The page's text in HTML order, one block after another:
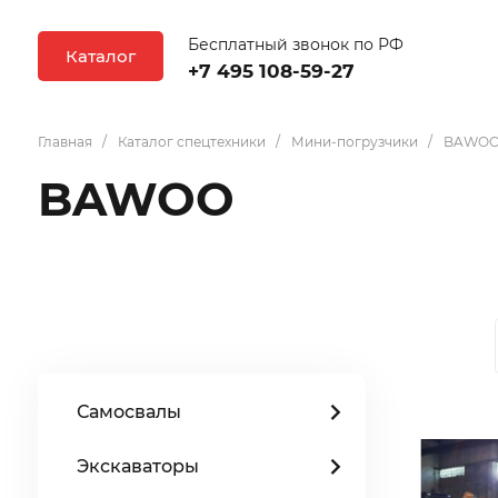
Каталог
Бесплатный звонок по РФ
+7 495 108-59-27
Главная Каталог спецтехники Мини-погрузчики
BAWOO
Самосвалы
Экскаваторы